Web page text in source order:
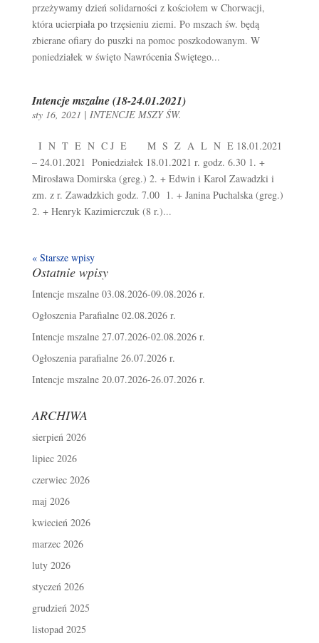
przeżywamy dzień solidarności z kościołem w Chorwacji,
która ucierpiała po trzęsieniu ziemi. Po mszach św. będą
zbierane ofiary do puszki na pomoc poszkodowanym. W
poniedziałek w święto Nawrócenia Świętego...
Intencje mszalne (18-24.01.2021)
sty 16, 2021 | INTENCJE MSZY ŚW.
I N T E N C J E M S Z A L N E 18.01.2021
– 24.01.2021 Poniedziałek 18.01.2021 r. godz. 6.30 1. +
Mirosława Domirska (greg.) 2. + Edwin i Karol Zawadzki i
zm. z r. Zawadzkich godz. 7.00 1. + Janina Puchalska (greg.)
2. + Henryk Kazimierczuk (8 r.)...
« Starsze wpisy
Ostatnie wpisy
Intencje mszalne 03.08.2026-09.08.2026 r.
Ogłoszenia Parafialne 02.08.2026 r.
Intencje mszalne 27.07.2026-02.08.2026 r.
Ogłoszenia parafialne 26.07.2026 r.
Intencje mszalne 20.07.2026-26.07.2026 r.
ARCHIWA
sierpień 2026
lipiec 2026
czerwiec 2026
maj 2026
kwiecień 2026
marzec 2026
luty 2026
styczeń 2026
grudzień 2025
listopad 2025